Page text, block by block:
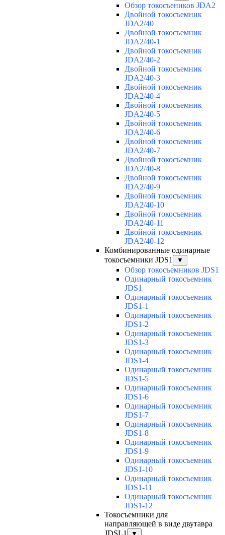
Обзор токосъеников JDA2
Двойной токосъемник
JDA2/40
Двойной токосъемник
JDA2/40-1
Двойной токосъемник
JDA2/40-2
Двойной токосъемник
JDA2/40-3
Двойной токосъемник
JDA2/40-4
Двойной токосъемник
JDA2/40-5
Двойной токосъемник
JDA2/40-6
Двойной токосъемник
JDA2/40-7
Двойной токосъемник
JDA2/40-8
Двойной токосъемник
JDA2/40-9
Двойной токосъемник
JDA2/40-10
Двойной токосъемник
JDA2/40-11
Двойной токосъемник
JDA2/40-12
Комбинированные одинарные
токосъемники JDS1
▼
Обзор токосъемников JDS1
Одинарный токосъемник
JDS1
Одинарный токосъемник
JDS1-1
Одинарный токосъемник
JDS1-2
Одинарный токосъемник
JDS1-3
Одинарный токосъемник
JDS1-4
Одинарный токосъемник
JDS1-5
Одинарный токосъемник
JDS1-6
Одинарный токосъемник
JDS1-7
Одинарный токосъемник
JDS1-8
Одинарный токосъемник
JDS1-9
Одинарный токосъемник
JDS1-10
Одинарный токосъемник
JDS1-11
Одинарный токосъемник
JDS1-12
Токосъемники для
направляющей в виде двутавра
JDSL1